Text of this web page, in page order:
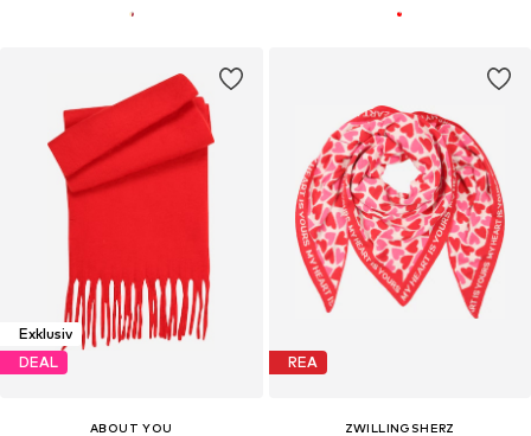
Exklusiv
DEAL
ABOUT YOU
REA
ZWILLINGSHERZ